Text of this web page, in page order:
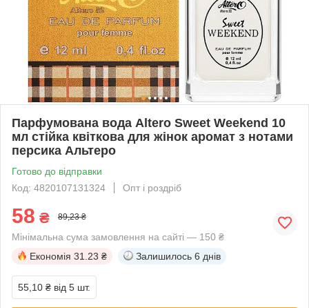
Парфумована вода Altero Sweet Weekend 10
мл стійка квіткова для жінок аромат з нотами
персика Альтеро
Готово до відправки
Код: 4820107131324
Опт і роздріб
58 ₴ 89,23 ₴
Мінімальна сума замовлення на сайті — 150 ₴
Економія 31.23 ₴ Залишилось 6 днів
55,10 ₴ від 5 шт.